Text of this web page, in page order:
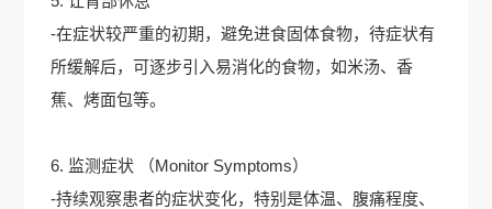
-在症状较严重的初期，避免进食固体食物，待症状有
所缓解后，可逐步引入易消化的食物，如米汤、香
蕉、烤面包等。
6. 监测症状 （Monitor Symptoms）
-持续观察患者的症状变化，特别是体温、腹痛程度、